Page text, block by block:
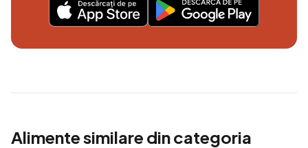
Alimente similare din categoria